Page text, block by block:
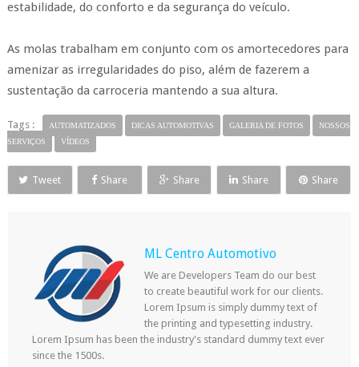
estabilidade, do conforto e da segurança do veículo.
As molas trabalham em conjunto com os amortecedores para
amenizar as irregularidades do piso, além de fazerem a
sustentação da carroceria mantendo a sua altura.
Tags : AUTOMATIZADOS DICAS AUTOMOTIVAS GALERIA DE FOTOS
NOSSOS
SERVIÇOS
VÍDEOS
Tweet Share Share Share Share
ML Centro Automotivo
We are Developers Team do our best
to create beautiful work for our clients.
Lorem Ipsum is simply dummy text of
the printing and typesetting industry.
Lorem Ipsum has been the industry's standard dummy text ever
since the 1500s.